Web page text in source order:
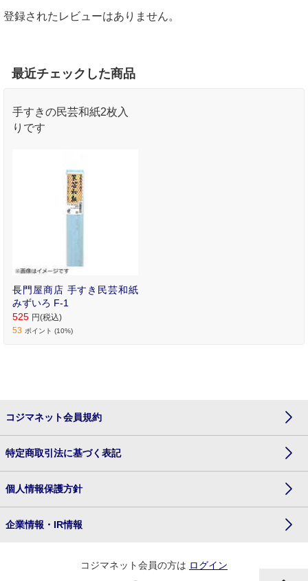
登録されたレビューはありません。
最近チェックした商品
手すきの民芸和紙2枚入
りです
長門屋商店 手すき民芸和紙
みずいろ F-1
525 円(税込)
53 ポイント (10%)
コジマネット会員規約
特定商取引法に基づく表記
個人情報保護方針
企業情報・IR情報
コジマネット会員の方は ログイン